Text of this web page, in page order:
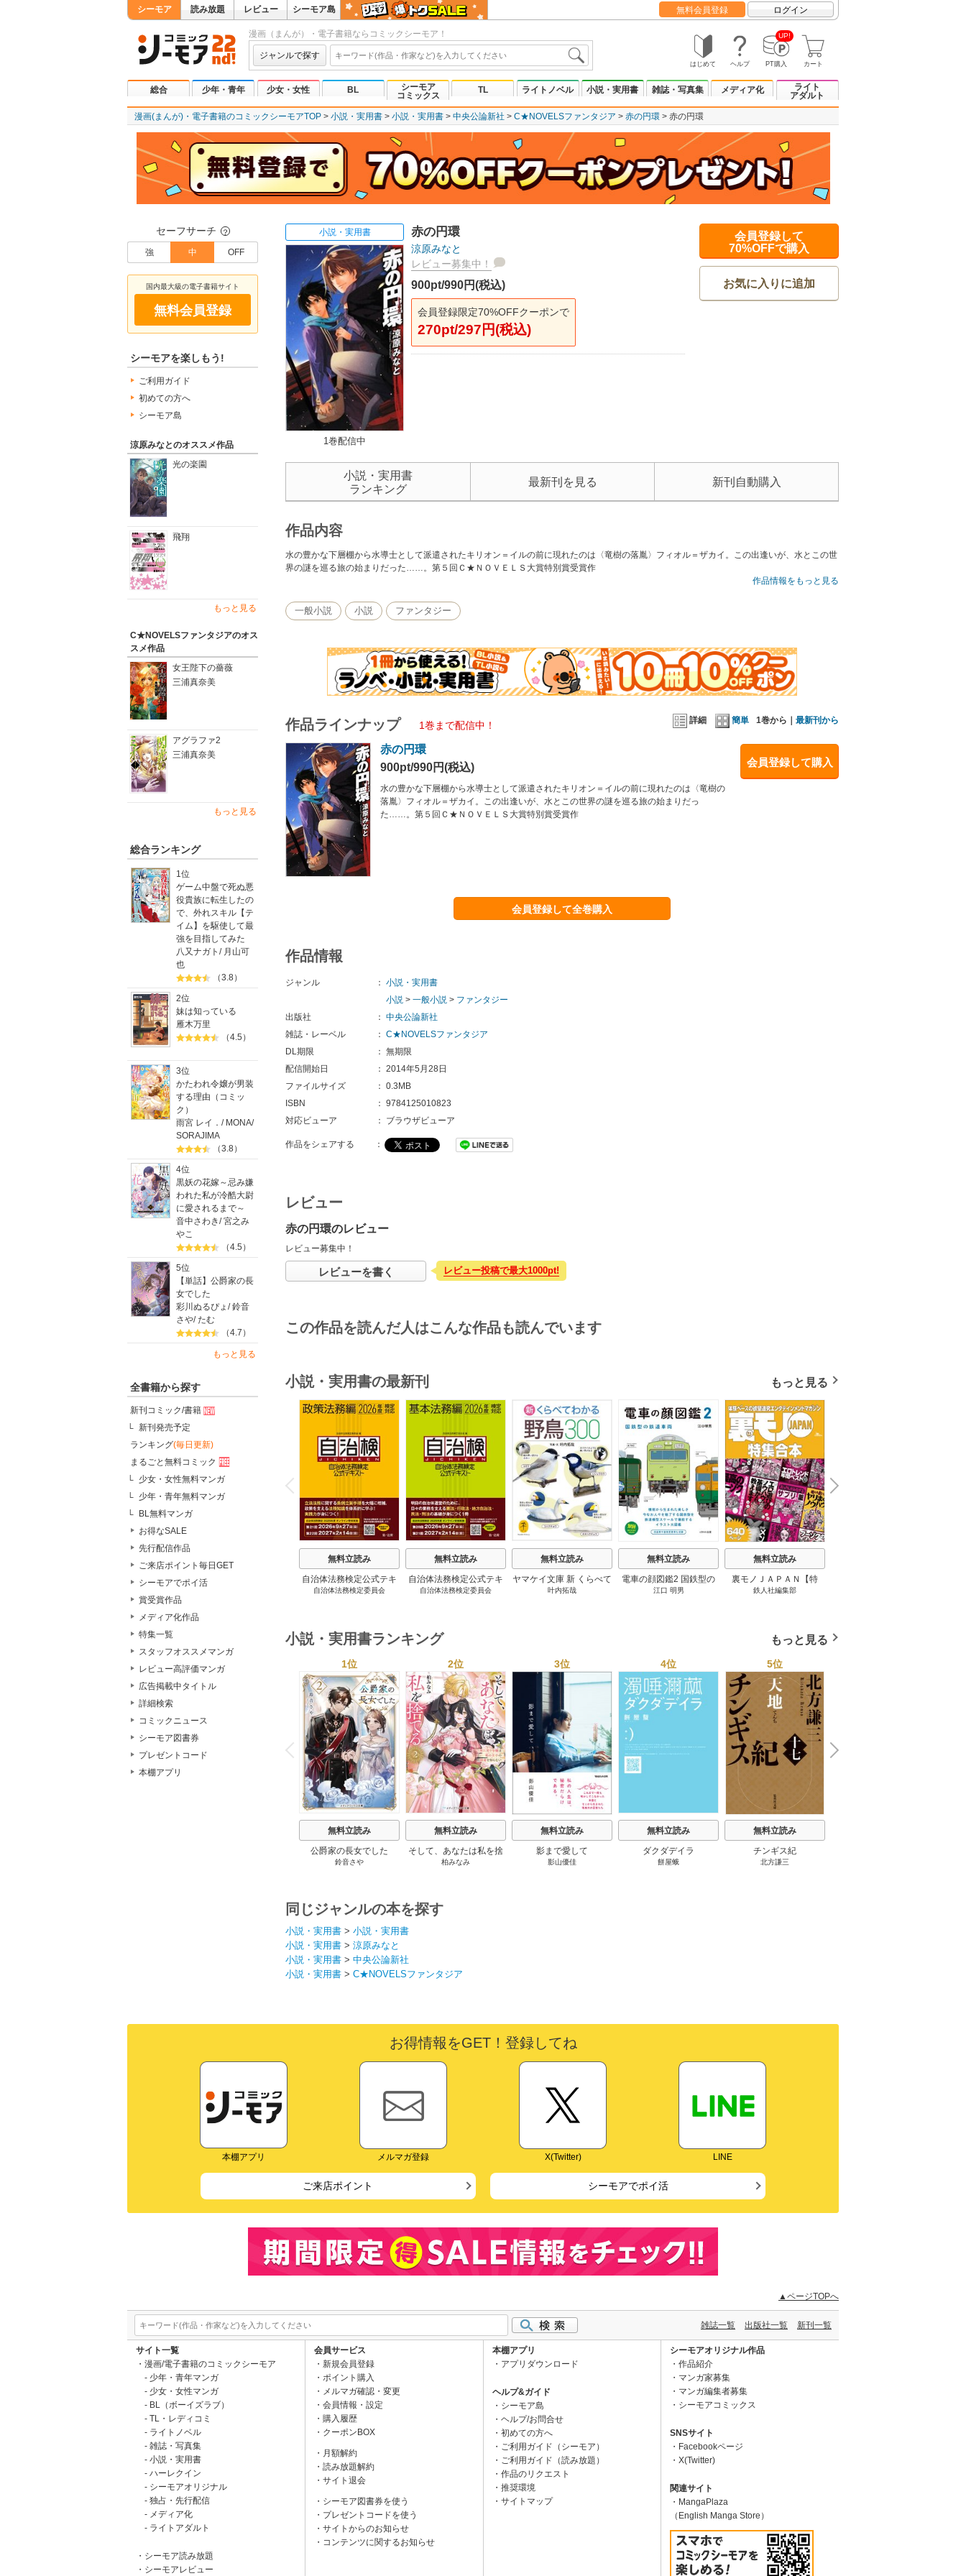
シーモア 読み放題 レビュー シーモア島 無料会員登録 ログイン
漫画（まんが）・電子書籍ならコミックシーモア！
ジャンルで探す
はじめて ヘルプ
UP!
PT購入 カート
総合 少年・青年 少女・女性 BL
シーモア
コミックス
TL ライトノベル 小説・実用書 雑誌・写真集 メディア化
ライト
アダルト
漫画(まんが)・電子書籍のコミックシーモアTOP 小説・実用書 小説・実用書 中央公論新社 C★NOVELSファンタジア 赤の円環 赤の円環
セーフサーチ ？
強 中 OFF
国内最大級の電子書籍サイト
無料会員登録
シーモアを楽しもう!
ご利用ガイド
初めての方へ
シーモア島
涼原みなとのオススメ作品
光の楽園
飛翔
もっと見る
C★NOVELSファンタジアのオス
スメ作品
女王陛下の薔薇
三浦真奈美
アグラファ2
三浦真奈美
もっと見る
総合ランキング
1位
ゲーム中盤で死ぬ悪
役貴族に転生したの
で、外れスキル【テ
イム】を駆使して最
強を目指してみた
八又ナガト / 月山可
也
（3.8）
2位
妹は知っている
雁木万里
（4.5）
3位
かたわれ令嬢が男装
する理由（コミッ
ク）
雨宮 レイ． / MONA/
SORAJIMA
（3.8）
4位
黒妖の花嫁～忌み嫌
われた私が冷酷大尉
に愛されるまで～
音中さわき/宮之み
やこ
（4.5）
5位
【単話】公爵家の長
女でした
彩川ぬるぴょ /鈴音
さや/たむ
（4.7）
もっと見る
全書籍から探す
新刊コミック/書籍
新刊発売予定
ランキング(毎日更新)
まるごと無料コミック
少女・女性無料マンガ
少年・青年無料マンガ
BL無料マンガ
お得なSALE
先行配信作品
ご来店ポイント毎日GET
シーモアでポイ活
賞受賞作品
メディア化作品
特集一覧
スタッフオススメマンガ
レビュー高評価マンガ
広告掲載中タイトル
詳細検索
コミックニュース
シーモア図書券
プレゼントコード
本棚アプリ
小説・実用書
1巻配信中
赤の円環
涼原みなと
レビュー募集中！
900pt/990円(税込)
会員登録限定70%OFFクーポンで
270pt/297円(税込)
会員登録して
70%OFFで購入
お気に入りに追加
小説・実用書
ランキング
最新刊を見る 新刊自動購入
作品内容
水の豊かな下層棚から水導士として派遣されたキリオン＝イルの前に現れたのは〈竜樹の落胤〉フィオル＝ザカイ。この出逢いが、水とこの世
界の謎を巡る旅の始まりだった……。第５回Ｃ★ＮＯＶＥＬＳ大賞特別賞受賞作
作品情報をもっと見る
一般小説 小説 ファンタジー
詳細 簡単 1巻から｜ 最新刊から
作品ラインナップ 1巻まで配信中！
会員登録して購入
赤の円環
900pt/990円(税込)
水の豊かな下層棚から水導士として派遣されたキリオン＝イルの前に現れたのは〈竜樹の
落胤〉フィオル＝ザカイ。この出逢いが、水とこの世界の謎を巡る旅の始まりだっ
た……。第５回Ｃ★ＮＯＶＥＬＳ大賞特別賞受賞作
会員登録して全巻購入
作品情報
ジャンル ： 小説・実用書
小説 > 一般小説 > ファンタジー
出版社
： 中央公論新社
雑誌・レーベル
： C★NOVELSファンタジア
DL期限
： 無期限
配信開始日
： 2014年5月28日
ファイルサイズ
： 0.3MB
ISBN
： 9784125010823
対応ビューア
： ブラウザビューア
作品をシェアする ：
レビュー
赤の円環のレビュー
レビュー募集中！
レビューを書く レビュー投稿で最大1000pt!
この作品を読んだ人はこんな作品も読んでいます
小説・実用書の最新刊 もっと見る
P
r
e
i
o
u
s
無料立読み
自治体法務検定公式テキ
スト 政策法務編 ２０
自治体法務検定委員会
無料立読み
自治体法務検定公式テキ
スト 基本法務編 ２０
自治体法務検定委員会
無料立読み
ヤマケイ文庫 新 くらべて
わかる野鳥300 1巻
叶内拓哉
無料立読み
電車の顔図鑑2 国鉄型の
鉄道車両 1巻
江口 明男
無料立読み
裏モノＪＡＰＡＮ【特
集】★超ボリューム版６
トレンド年間ベスト★お
っさん５０人の体験から
学ぶ★夢のようなエロい
楽園３０ 1巻
鉄人社編集部
N
e
x
t
小説・実用書ランキング もっと見る
P
r
e
v
i
o
u
s
1位
無料立読み
公爵家の長女でした
鈴音さや
2位
無料立読み
そして、あなたは私を捨
てる
柏みなみ
3位
無料立読み
影まで愛して
影山優佳
4位
無料立読み
ダクダデイラ
餅屋蛾
5位
無料立読み
チンギス紀
北方謙三
N
x
同じジャンルの本を探す
小説・実用書 > 小説・実用書
小説・実用書 > 涼原みなと
小説・実用書 > 中央公論新社
小説・実用書 > C★NOVELSファンタジア
お得情報をGET！登録してね
本棚アプリ メルマガ登録 X(Twitter) LINE
ご来店ポイント シーモアでポイ活
▲ページTOPへ
雑誌一覧 出版社一覧 新刊一覧
サイト一覧
漫画/電子書籍のコミックシーモア
少年・青年マンガ
少女・女性マンガ
BL（ボーイズラブ）
TL・レディコミ
ライトノベル
雑誌・写真集
小説・実用書
ハーレクイン
シーモアオリジナル
独占・先行配信
メディア化
ライトアダルト
シーモア読み放題
シーモアレビュー
会員サービス
新規会員登録
ポイント購入
メルマガ確認・変更
会員情報・設定
購入履歴
クーポンBOX
月額解約
読み放題解約
サイト退会
シーモア図書券を使う
プレゼントコードを使う
サイトからのお知らせ
コンテンツに関するお知らせ
本棚アプリ
アプリダウンロード
ヘルプ&ガイド
シーモア島
ヘルプ/お問合せ
初めての方へ
ご利用ガイド（シーモア）
ご利用ガイド（読み放題）
作品のリクエスト
推奨環境
サイトマップ
シーモアオリジナル作品
作品紹介
マンガ家募集
マンガ編集者募集
シーモアコミックス
SNSサイト
Facebookページ
X(Twitter)
関連サイト
MangaPlaza
（English Manga Store）